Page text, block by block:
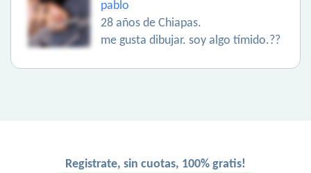
pablo
28 años de Chiapas.
me gusta dibujar. soy algo tímido.??
Registrate, sin cuotas, 100% gratis!